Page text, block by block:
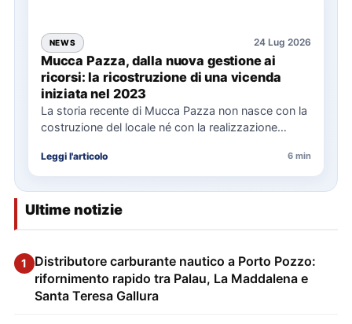
NEWS 24 Lug 2026
Mucca Pazza, dalla nuova gestione ai
ricorsi: la ricostruzione di una vicenda
iniziata nel 2023
La storia recente di Mucca Pazza non nasce con la
costruzione del locale né con la realizzazione
Leggi l'articolo 6 min
Ultime notizie
1
Distributore carburante nautico a Porto Pozzo:
rifornimento rapido tra Palau, La Maddalena e
Santa Teresa Gallura